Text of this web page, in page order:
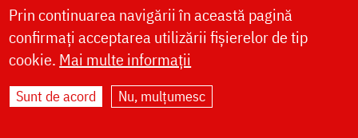
DESPRE NOI
POLITICA DE COOKIES
Prin continuarea navigării în această pagină
confirmați acceptarea utilizării fișierelor de tip
cookie. Mai multe informații
Sunt de acord Nu, mulțumesc